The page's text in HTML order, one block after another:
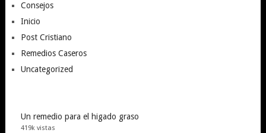
Consejos
Inicio
Post Cristiano
Remedios Caseros
Uncategorized
Un remedio para el higado graso
419k vistas